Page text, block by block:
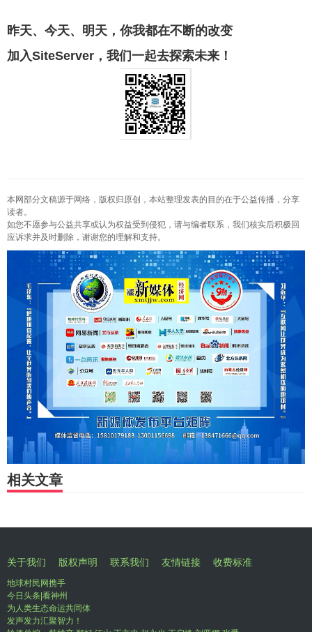
昨天、今天、明天，你我都在不断的改变
加入SiteServer，我们一起去探索未来！
本网部分文稿源于网络，版权归原创，本站整理发表的目的在于公益传播，分享
读者。
如您不愿参与公益共享或认为权益受到侵犯，请与编者联系，我们核实后积极回
应诉求并及时删除，谢谢您的理解和支持。
相关文章
关于我们 版权声明 联系我们 友情链接 收费标准
地球村民网携手
今日头条|看神州
为人类生态命运共同体
发声发力汇聚智力！